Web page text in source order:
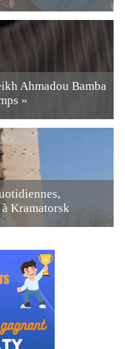
Ahmadou Bamba
»
Kramatorsk